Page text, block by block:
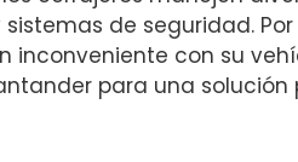
de seguridad.
inconveniente con su
para una solución